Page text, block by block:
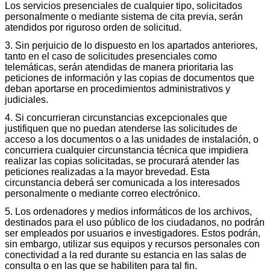
Los servicios presenciales de cualquier tipo, solicitados
personalmente o mediante sistema de cita previa, serán
atendidos por riguroso orden de solicitud.
3. Sin perjuicio de lo dispuesto en los apartados anteriores,
tanto en el caso de solicitudes presenciales como
telemáticas, serán atendidas de manera prioritaria las
peticiones de información y las copias de documentos que
deban aportarse en procedimientos administrativos y
judiciales.
4. Si concurrieran circunstancias excepcionales que
justifiquen que no puedan atenderse las solicitudes de
acceso a los documentos o a las unidades de instalación, o
concurriera cualquier circunstancia técnica que impidiera
realizar las copias solicitadas, se procurará atender las
peticiones realizadas a la mayor brevedad. Esta
circunstancia deberá ser comunicada a los interesados
personalmente o mediante correo electrónico.
5. Los ordenadores y medios informáticos de los archivos,
destinados para el uso público de los ciudadanos, no podrán
ser empleados por usuarios e investigadores. Estos podrán,
sin embargo, utilizar sus equipos y recursos personales con
conectividad a la red durante su estancia en las salas de
consulta o en las que se habiliten para tal fin.